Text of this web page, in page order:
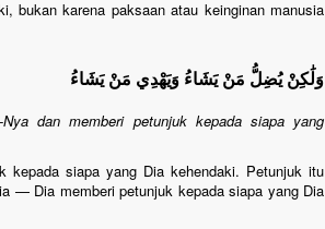
bukan karena paksaan atau keinginan manusia
وَلَٰكِنْ يُضِلُّ مَنْ يَشَاءُ وَيَهْدِي مَنْ يَشَاءُ
dan memberi petunjuk kepada siapa yang
kepada siapa yang Dia kehendaki. Petunjuk itu
— Dia memberi petunjuk kepada siapa yang Dia